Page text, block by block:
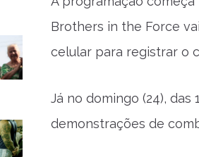
Brothers in the Force
celular para registrar o
Já no domingo (24),
demonstrações de